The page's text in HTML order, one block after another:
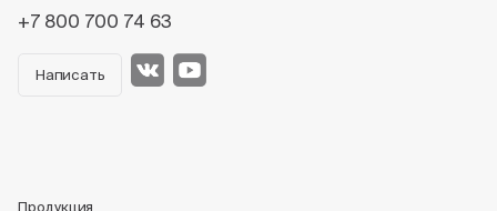
+7 800 700 74 63
Написать
Продукция